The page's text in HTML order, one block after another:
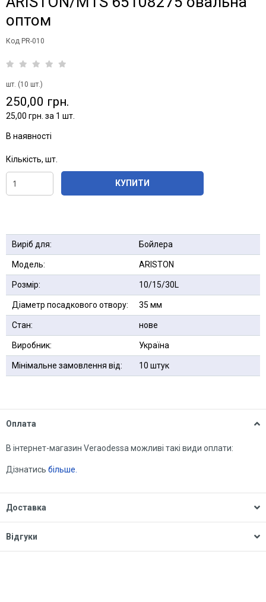
оптом
Код PR-010
шт. (10 шт.)
250,00 грн.
25,00 грн. за 1 шт.
В наявності
Кількість, шт.
КУПИТИ
Виріб для: Бойлера
Модель: ARISTON
Розмір: 10/15/30L
Діаметр посадкового отвору: 35 мм
Стан: нове
Виробник: Україна
Мінімальне замовлення від: 10 штук
Оплата
В інтернет-магазин Veraodessa можливі такі види оплати:
Дізнатись більше.
Доставка
Відгуки